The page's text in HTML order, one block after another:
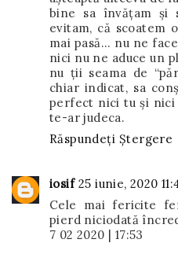
bine sa învățam și
evitam, că scoatem
mai pasă... nu ne
nici nu ne aduce un
nu ții seama de
chiar indicat, sa
perfect nici tu și nici
te-ar judeca.
Răspundeți Ștergere
iosif 25 iunie, 2020
Cele mai fericite
pierd niciodată
7 02 2020 | 17:53